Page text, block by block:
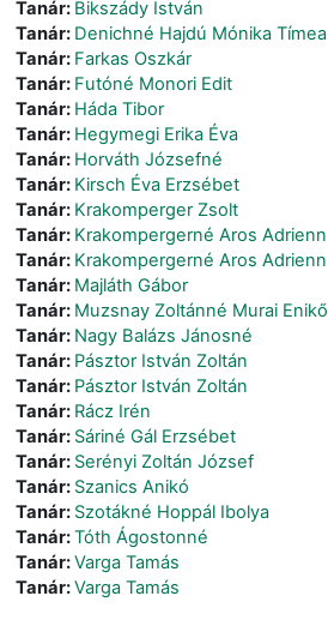
Tanár: Bikszády István
Tanár: Denichné Hajdú Mónika Tímea
Tanár: Farkas Oszkár
Tanár: Futóné Monori Edit
Tanár: Háda Tibor
Tanár: Hegymegi Erika Éva
Tanár: Horváth Józsefné
Tanár: Kirsch Éva Erzsébet
Tanár: Krakomperger Zsolt
Tanár: Krakompergerné Aros Adrienn
Tanár: Krakompergerné Aros Adrienn
Tanár: Majláth Gábor
Tanár: Muzsnay Zoltánné Murai Enikő
Tanár: Nagy Balázs Jánosné
Tanár: Pásztor István Zoltán
Tanár: Pásztor István Zoltán
Tanár: Rácz Irén
Tanár: Sáriné Gál Erzsébet
Tanár: Serényi Zoltán József
Tanár: Szanics Anikó
Tanár: Szotákné Hoppál Ibolya
Tanár:Tóth Ágostonné
Tanár:Varga Tamás
Tanár:Varga Tamás